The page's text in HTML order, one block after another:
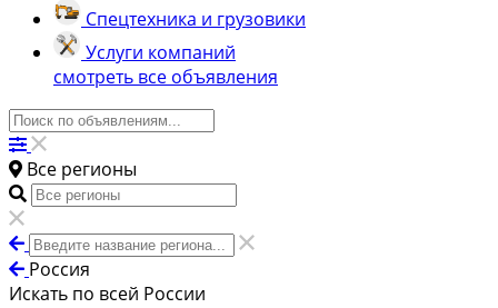
Спецтехника и грузовики
Услуги компаний
смотреть все объявления
Все регионы
Россия
Искать по всей России